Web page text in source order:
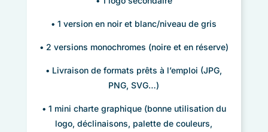
•1 version en noir et blanc/niveau de gris
• 2 versions monochromes (noire et en réserve)
• Livraison de formats prêts à l’emploi (JPG,
PNG, SVG…)
• 1 mini charte graphique (bonne utilisation du
logo, déclinaisons, palette de couleurs,